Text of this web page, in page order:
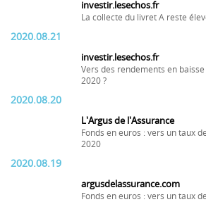
investir.lesechos.fr
La collecte du livret A reste
2020.08.21
investir.lesechos.fr
Vers des rendements en
2020 ?
2020.08.20
L'Argus de l'Assurance
Fonds en euros : vers un taux
2020
2020.08.19
argusdelassurance.com
Fonds en euros : vers un taux